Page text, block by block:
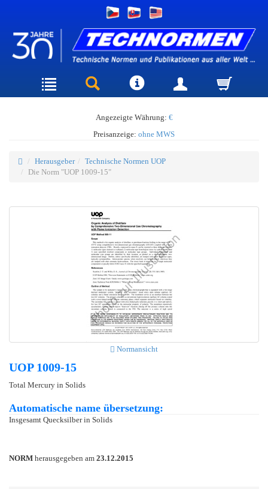
Angezeigte Währung: €
Preisanzeige: ohne MWS
Herausgeber
Technische Normen UOP
Die Norm "UOP 1009-15"
Normansicht
UOP 1009-15
Total Mercury in Solids
Automatische name übersetzung:
Insgesamt Quecksilber in Solids
NORM herausgegeben am 23.12.2015